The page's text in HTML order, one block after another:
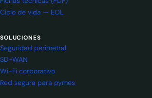
Ciclo de vida — EOL
SOLUCIONES
Seguridad perimetral
SD-WAN
Wi-Fi corporativo
Red segura para pymes